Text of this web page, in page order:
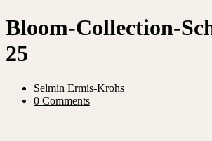
Bloom-Collection-
25
Selmin Ermis-Krohs
0 Comments